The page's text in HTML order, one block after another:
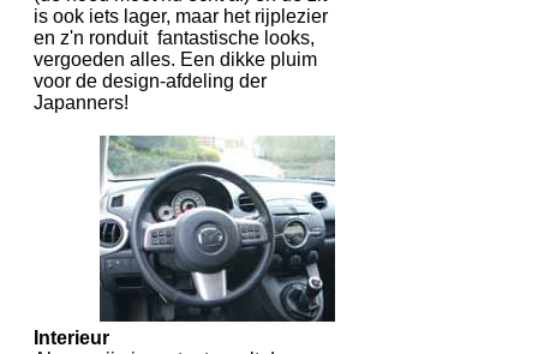
is ook iets lager, maar het rijplezier
en z'n ronduit fantastische looks,
vergoeden alles. Een dikke pluim
voor de design-afdeling der
Japanners!
Interieur